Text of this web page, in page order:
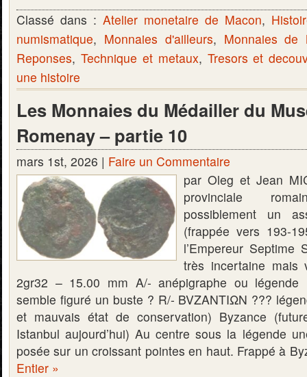
Classé dans : Atelier monetaire de Macon,
numismatique, Monnaies d'ailleurs, Monnaies de
Reponses, Technique et metaux, Tresors et
une histoire
Les Monnaies du Médailler du
Romenay – partie 10
mars 1st, 2026 | Faire un Commentaire
par Oleg et Jean
provinciale
possiblement un
(frappée vers 193-
l’Empereur Septime
très incertaine mais
2gr32 – 15.00 mm A/- anépigraphe ou
semble figuré un buste ? R/- BVZANTIΩN ???
et mauvais état de conservation) Byzance
Istanbul aujourd’hui) Au centre sous la légende
posée sur un croissant pointes en haut. Frappé à
Entier »